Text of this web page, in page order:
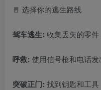
🚪 选择你的逃生路线
驾车逃生: 收集丢失的零件
呼救: 使用信号枪和电话发
突破正门: 找到钥匙和工具